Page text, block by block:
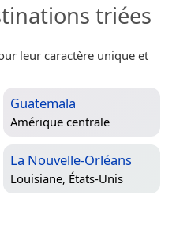
triées
leur caractère unique et
Guatemala
Amérique centrale
La Nouvelle-Orléans
Louisiane, États-Unis